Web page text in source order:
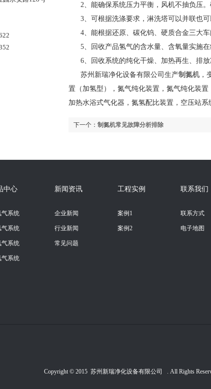
2、能确保系统压力平衡，风机不抽负压。
3、可根据洗涤要求，淋洗塔可以并联也可
4、能根据还原、碳化钨、硬质合金三大车
5、回收产品氢气的含水量、含氧量实施在
6、回收系统的纯化干燥、加热再生、排放
苏州新瑞净化设备有限公司生产制氮机，
置（加氢型），氮气纯化装置，氮气纯化装
加热水浴式气化器，氮氢配比装置，空压站
下一个： 制氮机常见故障分析排除
中心
气系统
气系统
气系统
气系统
新闻资讯
企业新闻
行业新闻
常见问题
工程实例
案例1
案例2
联系我们
联系方式
电子地图
Copyright © 2015 苏州新瑞净化设备有限公司 . All Rights